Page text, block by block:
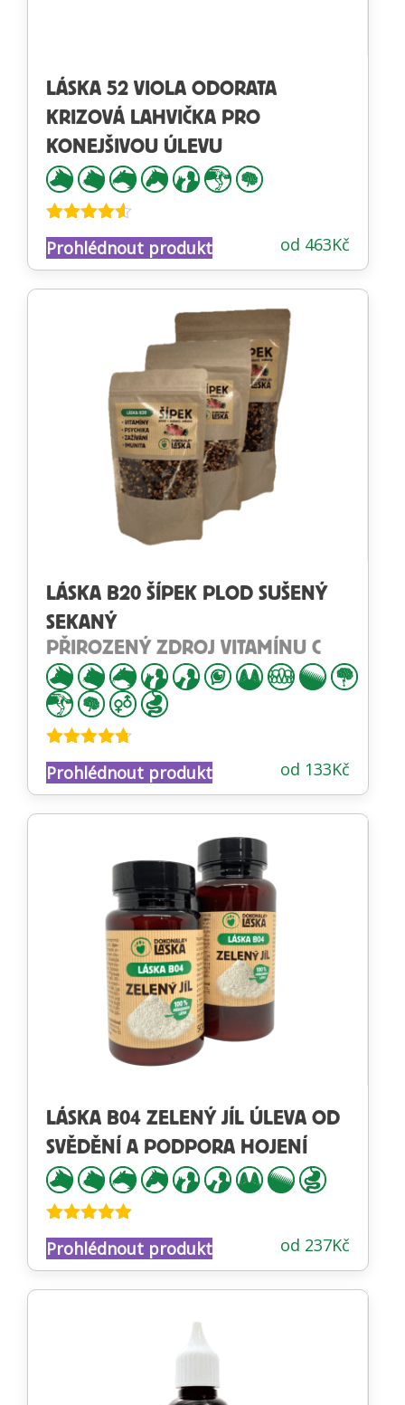
LÁSKA 52 VIOLA ODORATA
KRIZOVÁ LAHVIČKA PRO
KONEJŠIVOU ÚLEVU
Hodnocení
4.47z 5 od 463Kč
Prohlédnout produkt
LÁSKA B20 ŠÍPEK PLOD SUŠENÝ
SEKANÝ
PŘIROZENÝ ZDROJ VITAMÍNU C
Hodnocení
4.65z 5 od 133Kč
Prohlédnout produkt
LÁSKA B04 ZELENÝ JÍL ÚLEVA OD
SVĚDĚNÍ A PODPORA HOJENÍ
Hodnocení
4.83z 5 od 237Kč
Prohlédnout produkt